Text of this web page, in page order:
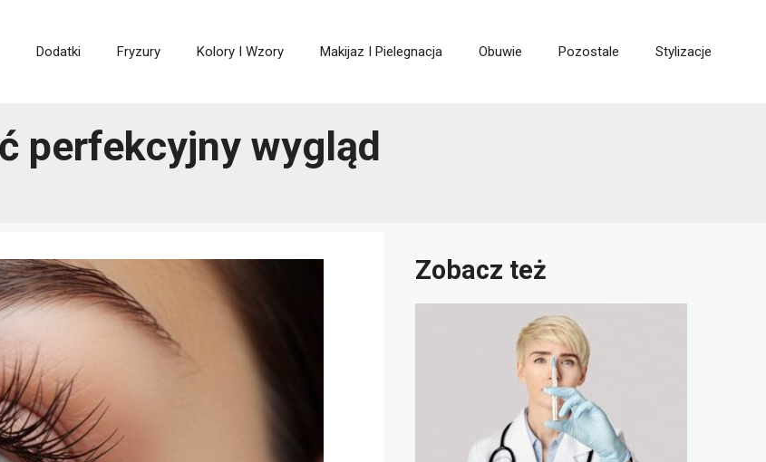
Dodatki Fryzury Kolory I Wzory Makijaz I Pielegnacja Obuwie Pozostale Stylizacje
perfekcyjny wygląd
Zobacz też